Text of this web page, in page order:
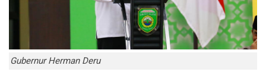
Gubernur Herman Deru